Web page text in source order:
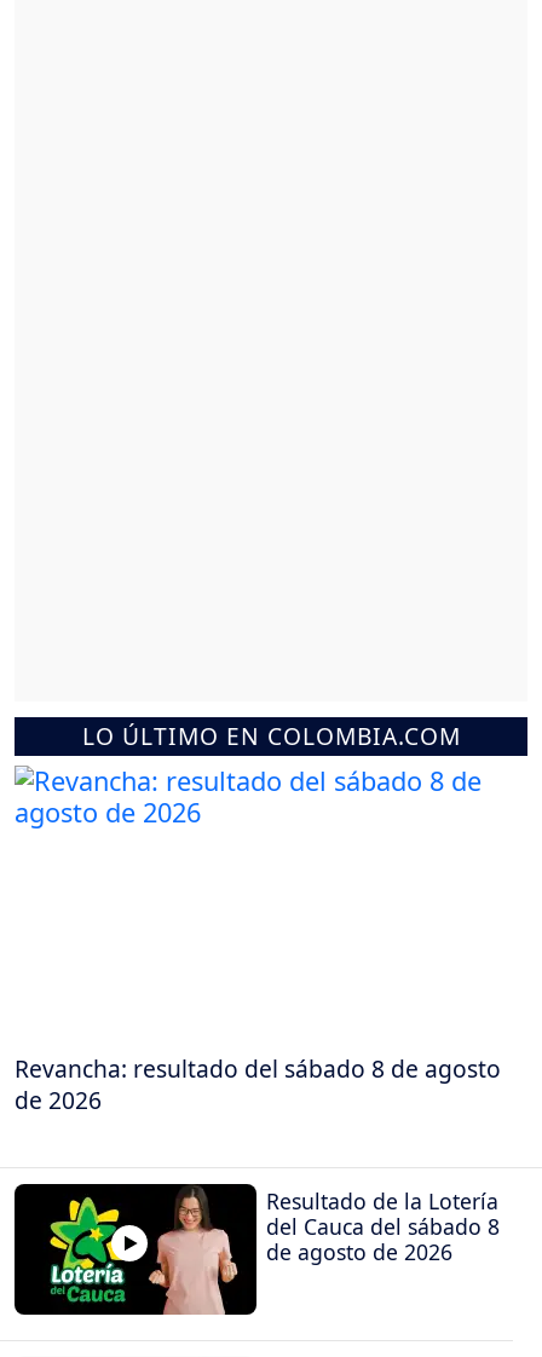
LO ÚLTIMO EN COLOMBIA.COM
Revancha: resultado del sábado 8 de agosto
de 2026
Resultado de la Lotería
del Cauca del sábado 8
de agosto de 2026